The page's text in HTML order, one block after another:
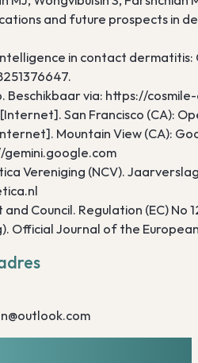
and future prospects in
in contact
Beschikbaar via: https://
San Francisco (CA):
Mountain View (CA):
gemini.google.com
Vereniging (NCV).
and Council. Regulation (EC)
Official Journal of the